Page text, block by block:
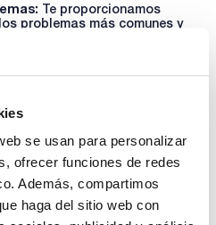
se usan para personalizar
ofrecer funciones de redes
Además, compartimos
haga del sitio web con
Te proporcionamos
problemas más comunes y
Nuestros técnicos te
incorrecta o la
equipo que puede anular la
sin protección ante